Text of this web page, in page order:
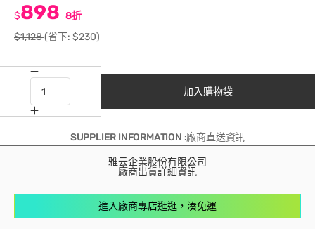
$898 8折
$1,128(省下: $230)
加入購物袋
SUPPLIER INFORMATION :廠商直送資訊
雅云企業股份有限公司
廠商出貨詳細資訊
進入廠商專店逛逛，湊免運